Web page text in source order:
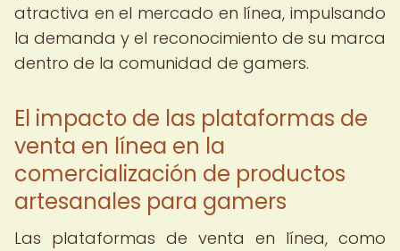
atractiva en el mercado en línea, impulsando
la demanda y el reconocimiento de su marca
dentro de la comunidad de gamers.
El impacto de las plataformas de
venta en línea en la
comercialización de productos
artesanales para gamers
Las plataformas de venta en línea, como